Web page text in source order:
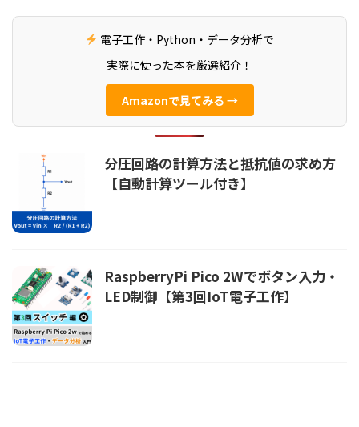
電子工作・Python・データ分析で
実際に使った本を厳選紹介！
Amazonで見てみる →
分圧回路の計算方法と抵抗値の求め方
【自動計算ツール付き】
RaspberryPi Pico 2Wでボタン入力・
LED制御【第3回IoT電子工作】